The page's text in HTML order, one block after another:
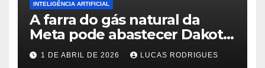
INTELIGÊNCIA ARTIFICIAL
A farra do gás natural da
Meta pode abastecer Dakota
do Sul
1 DE ABRIL DE 2026 LUCAS RODRIGUES